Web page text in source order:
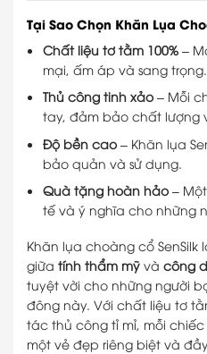
Tại Sao Chọn Khăn Lụa
Chất liệu tơ tằm 100% –
mại, ấm áp và sang trọng.
Thủ công tinh xảo – Mỗi
tay, đảm bảo chất lượng
Độ bền cao – Khăn lụa
bảo quản và sử dụng.
Quà tặng hoàn hảo –
tế và ý nghĩa cho những
Khăn lụa choàng cổ
giữa tính thẩm mỹ và công
tuyệt vời cho những người
đông này. Với chất liệu tơ
tác thủ công tỉ mỉ, mỗi chiếc
một vẻ đẹp riêng biệt và